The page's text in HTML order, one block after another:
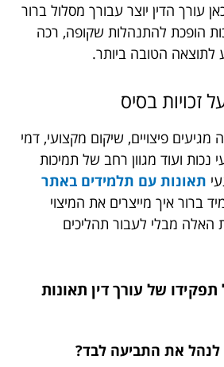
עורך הדין יוצר עבורך מסלול ברור
הופכת להתנהלות שקופה, רכה
לתוצאה הטובה ביותר.
בסיס
מגיעים פיצויים, שיקום מקצועי, דמי
נכות ועוד מגוון רחב של תמיכות
תאונות עם תלמידים באתר
ברור איך מייצרים את המיצוי
האלה מבלי לעבור תהליכים
של עורך דין תאונות
את התביעה לבד?